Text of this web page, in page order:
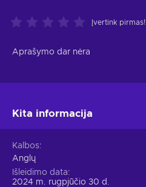
Įvertink pirmas!
Aprašymo dar nėra
Kita informacija
Kalbos
Anglų
Išleidimo data
2024 m. rugpjūčio 30 d.